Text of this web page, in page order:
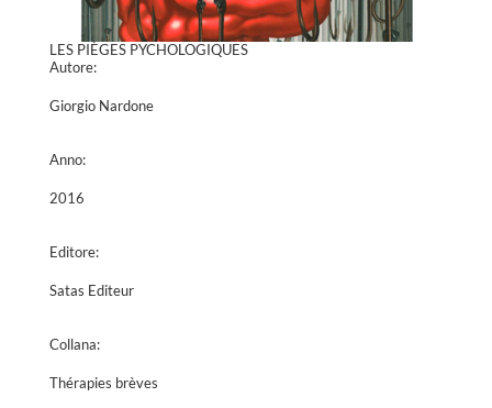
LES PIÈGES PYCHOLOGIQUES
Autore:
Giorgio Nardone
Anno:
2016
Editore:
Satas Editeur
Collana:
Thérapies brèves